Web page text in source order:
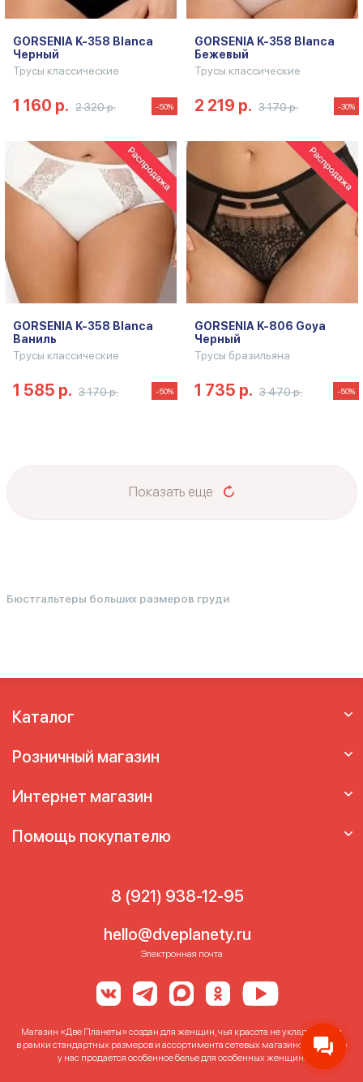
GORSENIA K-358 Blanca
Черный
Трусы классические
1 160 р. 2 320 р. -50%
GORSENIA K-358 Blanca
Бежевый
Трусы классические
2 219 р. 3 170 р. -30%
GORSENIA K-358 Blanca
Ваниль
Трусы классические
1 585 р. 3 170 р. -50%
GORSENIA K-806 Goya
Черный
Трусы бразильяна
1 735 р. 3 470 р. -50%
Показать еще
Бюстгальтеры больших размеров груди
Каталог
Розничный магазин
Интернет магазин
Помощь покупателю
8 (921) 938-12-95
hello@dveplanety.ru
Электронная почта
Магазин «Две Планеты» создан для женщин, чья красота не укладывается
в рамки стандартных размеров и ассортимента сетевых магазинов. Именно
у нас продается особенное белье для особенных женщин!